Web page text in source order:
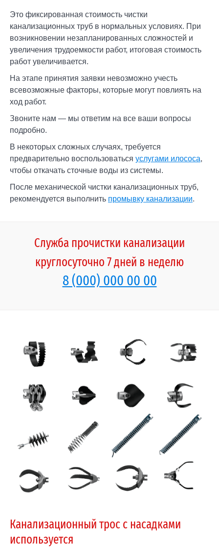
Это фиксированная стоимость чистки
канализационных труб в нормальных условиях. При
возникновении незапланированных сложностей и
увеличения трудоемкости работ, итоговая стоимость
работ увеличивается.
На этапе принятия заявки невозможно учесть
всевозможные факторы, которые могут повлиять на
ход работ.
Звоните нам — мы ответим на все ваши вопросы
подробно.
В некоторых сложных случаях, требуется
предварительно воспользоваться услугами илососа,
чтобы откачать сточные воды из системы.
После механической чистки канализационных труб,
рекомендуется выполнить промывку канализации.
Служба прочистки канализации
круглосуточно 7 дней в неделю
8 (000) 000 00 00
Канализационный трос с насадками
используется